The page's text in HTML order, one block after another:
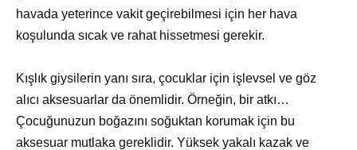
havada yeterince vakit geçirebilmesi için her hava
koşulunda sıcak ve rahat hissetmesi gerekir.
Kışlık giysilerin yanı sıra, çocuklar için işlevsel ve göz
alıcı aksesuarlar da önemlidir. Örneğin, bir atkı…
Çocuğunuzun boğazını soğuktan korumak için bu
aksesuar mutlaka gereklidir. Yüksek yakalı kazak ve